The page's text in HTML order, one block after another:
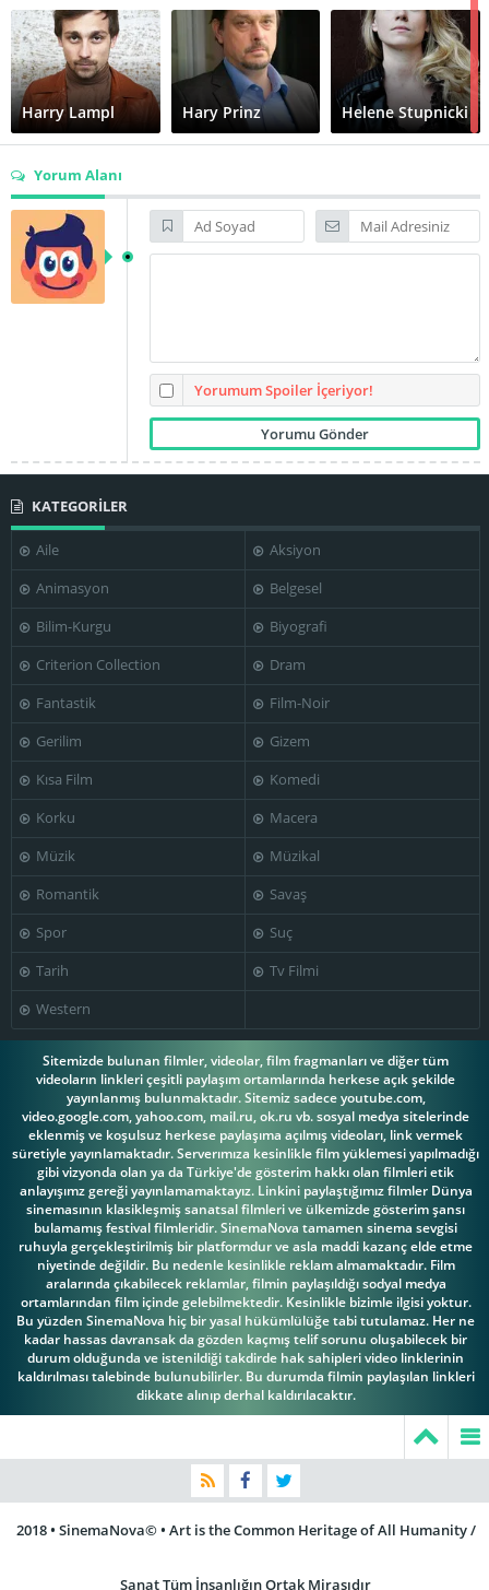
Harry Lampl Hary Prinz Helene Stupnicki
Johannes
Silberschneider
Josef Hader Laurence Rupp
Nora
Waldstätten
Roland Düringer
Thomas Frank
Yorum Alanı
Yorumum Spoiler İçeriyor!
KATEGORİLER
Aile
Aksiyon
Animasyon
Belgesel
Bilim-Kurgu
Biyografi
Criterion Collection
Dram
Fantastik
Film-Noir
Gerilim
Gizem
Kısa Film
Komedi
Korku
Macera
Müzik
Müzikal
Romantik
Savaş
Spor
Suç
Tarih
Tv Filmi
Western
Sitemizde bulunan filmler, videolar, film fragmanları ve diğer tüm
videoların linkleri çeşitli paylaşım ortamlarında herkese açık şekilde
yayınlanmış bulunmaktadır. Sitemiz sadece youtube.com,
video.google.com, yahoo.com, mail.ru, ok.ru vb. sosyal medya sitelerinde
eklenmiş ve koşulsuz herkese paylaşıma açılmış videoları, link vermek
süretiyle yayınlamaktadır. Serverımıza kesinlikle film yüklemesi yapılmadığı
gibi vizyonda olan ya da Türkiye'de gösterim hakkı olan filmleri etik
anlayışımz gereği yayınlamamaktayız. Linkini paylaştığımız filmler Dünya
sinemasının klasikleşmiş sanatsal filmleri ve ülkemizde gösterim şansı
bulamamış festival filmleridir. SinemaNova tamamen sinema sevgisi
ruhuyla gerçekleştirilmiş bir platformdur ve asla maddi kazanç elde etme
niyetinde değildir. Bu nedenle kesinlikle reklam almamaktadır. Film
aralarında çıkabilecek reklamlar, filmin paylaşıldığı sodyal medya
ortamlarından film içinde gelebilmektedir. Kesinlikle bizimle ilgisi yoktur.
Bu yüzden SinemaNova hiç bir yasal hükümlülüğe tabi tutulamaz. Her ne
kadar hassas davransak da gözden kaçmış telif sorunu oluşabilecek bir
durum olduğunda ve istenildiği takdirde hak sahipleri video linklerinin
kaldırılması talebinde bulunubilirler. Bu durumda filmin paylaşılan linkleri
dikkate alınıp derhal kaldırılacaktır.
2018 • SinemaNova© • Art is the Common Heritage of All Humanity /
Sanat Tüm İnsanlığın Ortak Mirasıdır